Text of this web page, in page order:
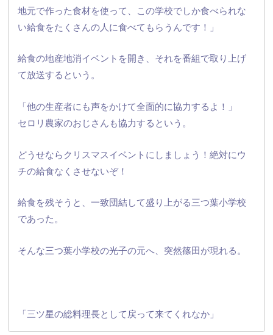
地元で作った食材を使って、
この学校でしか食べられな
い給食をたくさんの人に食べてもらうん です！」
給食の地産地消イベントを開き、 それを番組で取り上げ
て放送するという。
「他の生産者にも声をかけて全面的に協力するよ！」
セロリ農家のおじさんも協力するという。
どうせならクリスマスイベントにしましょう！絶対にウ
チの給食なくさせないぞ！
給食を残そうと、一致団結して盛り上がる三つ葉小学校
であった。
そんな三つ葉小学校の光子の元へ、突然篠田が現れる。
「三ツ星の総料理長として戻って来てくれなか」